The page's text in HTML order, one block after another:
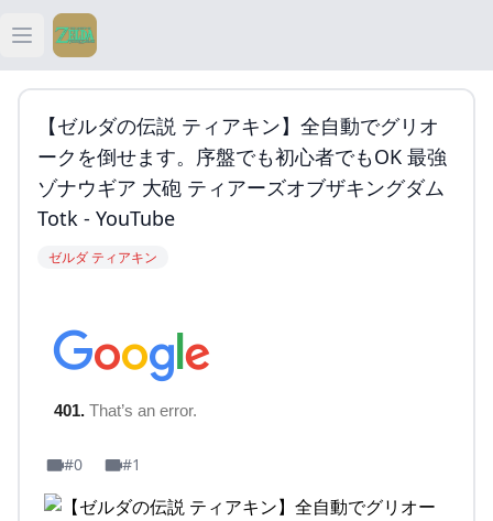
Open main menu
ティアキン
ティアキン 祠
ティアキン 武器
【ゼルダの伝説 ティアキン】全自動でグリオ
ークを倒せます。序盤でも初心者でもOK 最強
ゾナウギア 大砲 ティアーズオブザキングダム
Totk - YouTube
ゼルダ ティアキン
#0 #1